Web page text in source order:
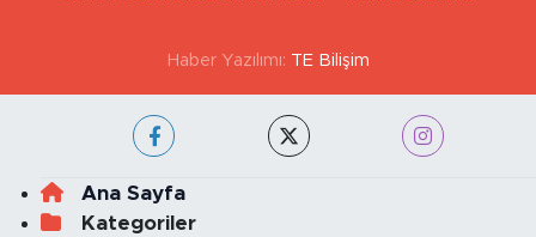
Haber Yazılımı: TE Bilişim
Ana Sayfa
Kategoriler